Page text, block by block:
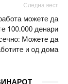
Следна вест
можете да
100.000 денари
Можете да
и од дома